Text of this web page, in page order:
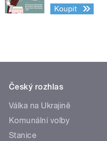
Koupit
Český rozhlas
Válka na Ukrajině
Komunální volby
Stanice